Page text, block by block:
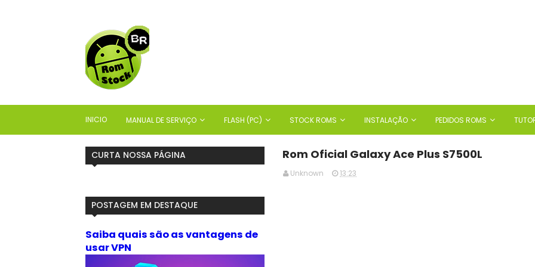
INICIO MANUAL DE SERVIÇO FLASH (PC) STOCK ROMS INSTALAÇÃO PEDIDOS ROMS
Rom Oficial Galaxy Ace Plus S7500L
Unknown 13:23
CURTA NOSSA PÁGINA
POSTAGEM EM DESTAQUE
Saiba quais são as vantagens de
usar VPN